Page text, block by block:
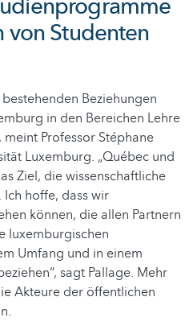
von Studenten
Beziehungen
in den Bereichen Lehre
meint Professor Stéphane
Luxemburg. „Québec und
Ziel, die wissenschaftliche
hoffe, dass wir
können, die allen Partnern
luxemburgischen
Umfang und in einem
sagt Pallage. Mehr
Akteure der öffentlichen